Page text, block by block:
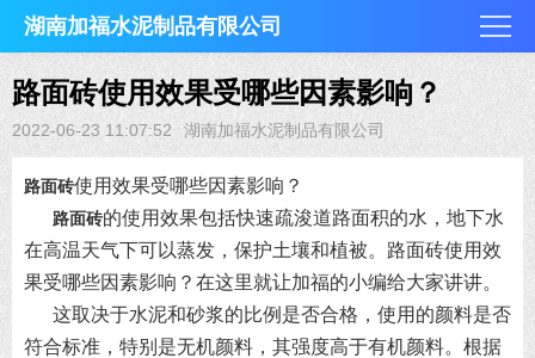
湖南加福水泥制品有限公司
路面砖使用效果受哪些因素影响？
2022-06-23 11:07:52 湖南加福水泥制品有限公司
路面砖使用效果受哪些因素影响？
路面砖的使用效果包括快速疏浚道路面积的水，地下水
在高温天气下可以蒸发，保护土壤和植被。路面砖使用效
果受哪些因素影响？在这里就让加福的小编给大家讲讲。
这取决于水泥和砂浆的比例是否合格，使用的颜料是否
符合标准，特别是无机颜料，其强度高于有机颜料。根据